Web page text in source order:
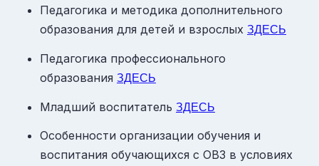
Педагогика и методика дополнительного
образования для детей и взрослых ЗДЕСЬ
Педагогика профессионального
образования ЗДЕСЬ
Младший воспитатель ЗДЕСЬ
Особенности организации обучения и
воспитания обучающихся с ОВЗ в условиях